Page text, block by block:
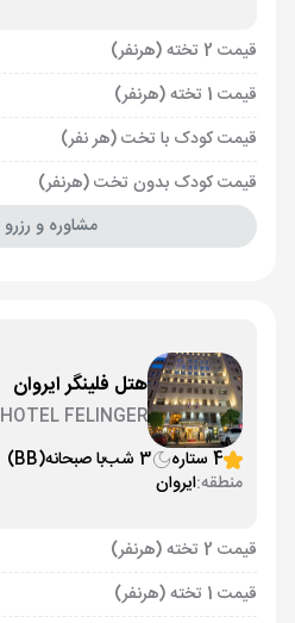
قیمت 2 تخته (هرنفر)
قیمت 1 تخته (هرنفر)
قیمت کودک با تخت (هر نفر)
قیمت کودک بدون تخت (هرنفر)
مشاوره و رزرو
هتل فلینگر ایروان
HOTEL FELINGER
4 ستاره
3 شب با صبحانه(BB)
منطقه:ایروان
قیمت 2 تخته (هرنفر)
قیمت 1 تخته (هرنفر)